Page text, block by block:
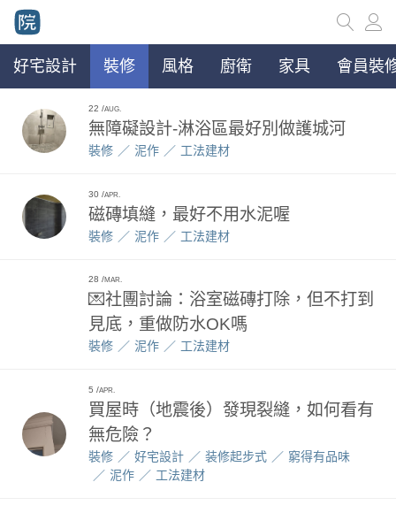
好宅設計 裝修 風格 廚衛 家具 會員裝
22 AUG.
無障礙設計-淋浴區最好別做護城河
裝修 泥作 工法建材
30 APR.
磁磚填縫，最好不用水泥喔
裝修 泥作 工法建材
28 MAR.
💌社團討論：浴室磁磚打除，但不打到
見底，重做防水OK嗎
裝修 泥作 工法建材
5 APR.
買屋時（地震後）發現裂縫，如何看有
無危險？
裝修 好宅設計 装修起步式
窮得有品味
泥作
工法建材